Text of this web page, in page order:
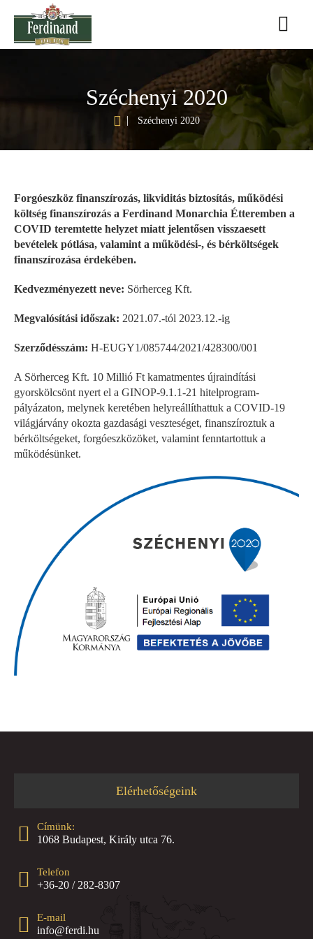
Széchenyi 2020
Széchenyi 2020
Forgóeszköz finanszírozás, likviditás biztosítás, működési
költség finanszírozás a Ferdinand Monarchia Étteremben a
COVID teremtette helyzet miatt jelentősen visszaesett
bevételek pótlása, valamint a működési-, és bérköltségek
finanszírozása érdekében.
Kedvezményezett neve: Sörherceg Kft.
Megvalósítási időszak: 2021.07.-tól 2023.12.-ig
Szerződésszám: H-EUGY1/085744/2021/428300/001
A Sörherceg Kft. 10 Millió Ft kamatmentes újraindítási
gyorskölcsönt nyert el a GINOP-9.1.1-21 hitelprogram-
pályázaton, melynek keretében helyreállíthattuk a COVID-19
világjárvány okozta gazdasági veszteséget, finanszíroztuk a
bérköltségeket, forgóeszközöket, valamint fenntartottuk a
működésünket.
Elérhetőségeink
Címünk:
1068 Budapest, Király utca 76.
Telefon
+36-20 / 282-8307
E-mail
info@ferdi.hu